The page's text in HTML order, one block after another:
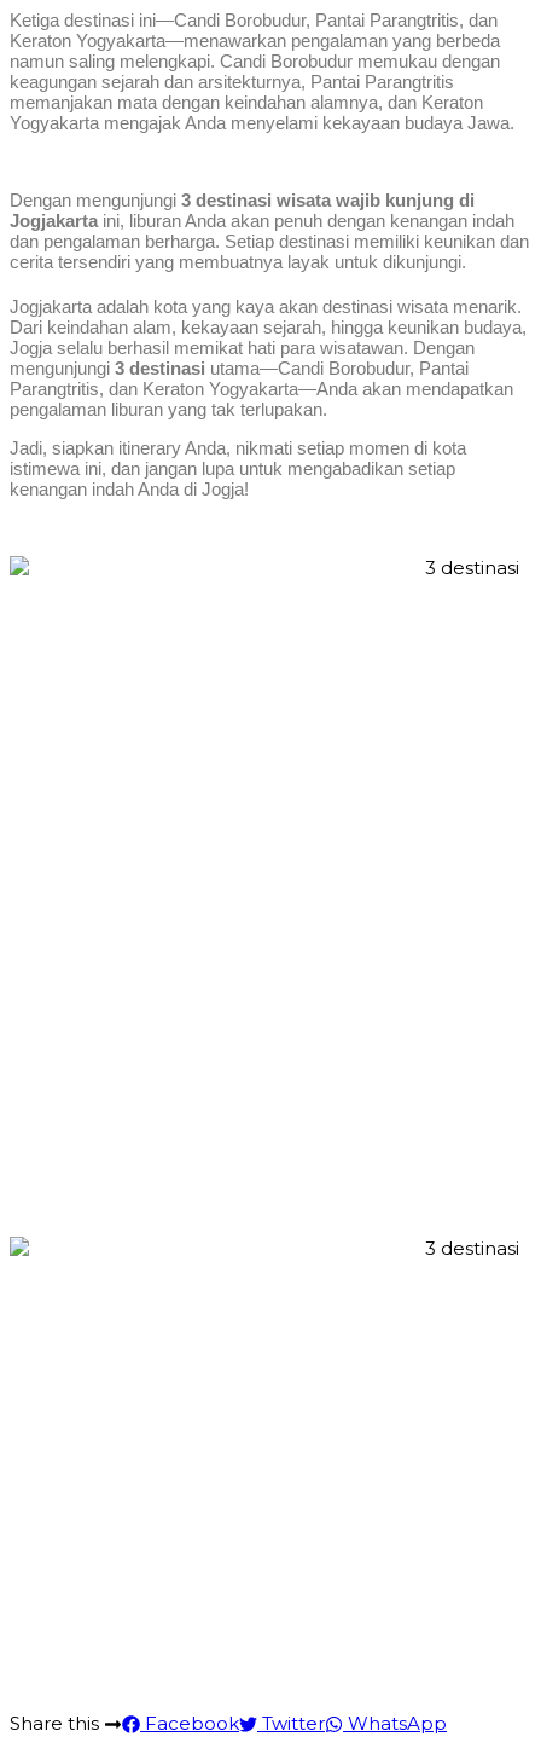
Ketiga destinasi ini—Candi Borobudur, Pantai Parangtritis, dan
Keraton Yogyakarta—menawarkan pengalaman yang berbeda
namun saling melengkapi. Candi Borobudur memukau dengan
keagungan sejarah dan arsitekturnya, Pantai Parangtritis
memanjakan mata dengan keindahan alamnya, dan Keraton
Yogyakarta mengajak Anda menyelami kekayaan budaya Jawa.
Dengan mengunjungi 3 destinasi wisata wajib kunjung di
Jogjakarta ini, liburan Anda akan penuh dengan kenangan indah
dan pengalaman berharga. Setiap destinasi memiliki keunikan dan
cerita tersendiri yang membuatnya layak untuk dikunjungi.
Jogjakarta adalah kota yang kaya akan destinasi wisata menarik.
Dari keindahan alam, kekayaan sejarah, hingga keunikan budaya,
Jogja selalu berhasil memikat hati para wisatawan. Dengan
mengunjungi 3 destinasi utama—Candi Borobudur, Pantai
Parangtritis, dan Keraton Yogyakarta—Anda akan mendapatkan
pengalaman liburan yang tak terlupakan.
Jadi, siapkan itinerary Anda, nikmati setiap momen di kota
istimewa ini, dan jangan lupa untuk mengabadikan setiap
kenangan indah Anda di Jogja!
Share this Facebook Twitter WhatsApp